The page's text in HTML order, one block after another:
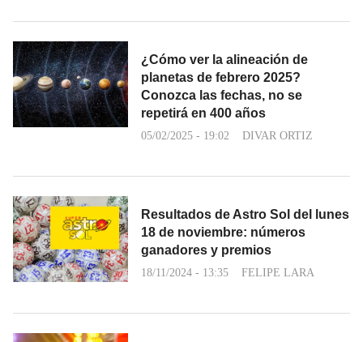
¿Cómo ver la alineación de
planetas de febrero 2025?
Conozca las fechas, no se
repetirá en 400 años
05/02/2025 - 19:02 DIVAR ORTIZ
Resultados de Astro Sol del lunes
18 de noviembre: números
ganadores y premios
18/11/2024 - 13:35 FELIPE LARA